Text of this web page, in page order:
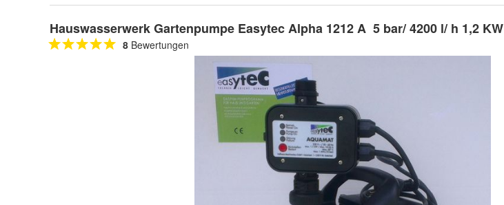
Hauswasserwerk Gartenpumpe Easytec Alpha 1212 A 5 bar/ 4200 l/ h 1,2 KW
8 Bewertungen